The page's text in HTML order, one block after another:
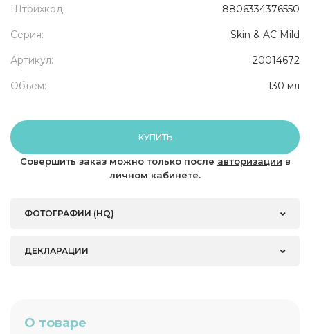
Штрихкод: 8806334376550
Серия: Skin & AC Mild
Артикул: 20014672
Объем: 130 мл
КУПИТЬ
Совершить заказ можно только после авторизации в
личном кабинете.
ФОТОГРАФИИ (HQ)
ДЕКЛАРАЦИИ
О товаре